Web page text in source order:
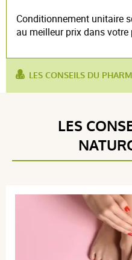
Conditionnement unitaire
au meilleur prix dans
LES CONSEILS DU
LES